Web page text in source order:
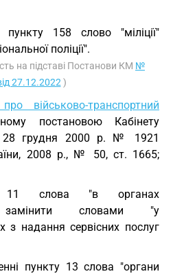
158 слово "міліції"
поліції".
на підставі Постанови КМ №
27.12.2022 )
військово-транспортний
постановою Кабінету
28 грудня 2000 р. № 1921
2008 р., № 50, ст. 1665;
слова "в органах
замінити словами "у
з надання сервісних послуг
пункту 13 слова "органи